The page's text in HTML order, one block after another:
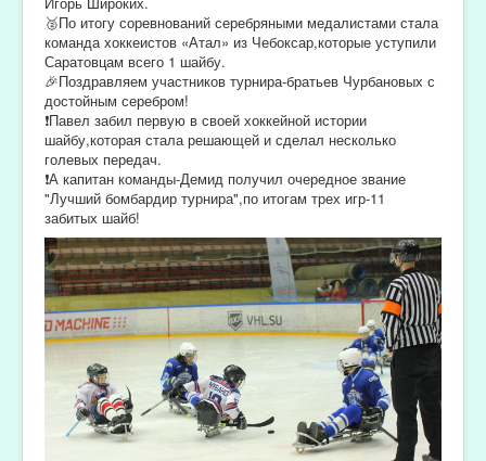
🥈По итогу соревнований серебряными медалистами стала
команда хоккеистов «Атал» из Чебоксар,которые уступили
Саратовцам всего 1 шайбу.
🎉Поздравляем участников турнира-братьев Чурбановых с
достойным серебром!
❗️Павел забил первую в своей хоккейной истории
шайбу,которая стала решающей и сделал несколько
голевых передач.
❗️А капитан команды-Демид получил очередное звание
"Лучший бомбардир турнира",по итогам трех игр-11
забитых шайб!